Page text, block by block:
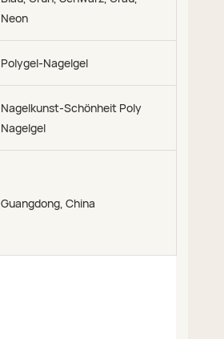
Neon
Polygel-Nagelgel
Nagelkunst-Schönheit Poly
Nagelgel
Guangdong, China